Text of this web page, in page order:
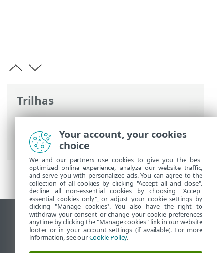
Trilhas
Ajuda on-line ESET>ESET Parental
Control for Android>Configurações>
Solicitações
Ver site para desktop
End of Life
Base de conhecimento ESET
Your account, your cookies
choice
We and our partners use cookies to give you the best
optimized online experience, analyze our website traffic,
and serve you with personalized ads. You can agree to the
collection of all cookies by clicking "Accept all and close",
decline all non-essential cookies by choosing "Accept
essential cookies only", or adjust your cookie settings by
clicking "Manage cookies". You also have the right to
withdraw your consent or change your cookie preferences
anytime by clicking the "Manage cookies" link in our website
footer or in your account settings (if available). For more
information, see ourCookie Policy.